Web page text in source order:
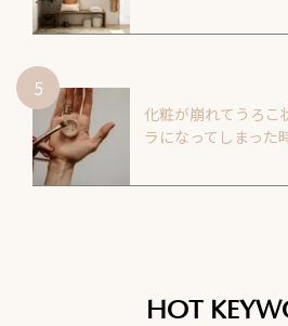
化粧が崩れてうろこ
ラになってしまった
HOT